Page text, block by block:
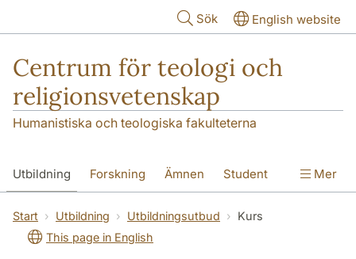
Sök English website
Centrum för teologi och
religionsvetenskap
Humanistiska och teologiska fakulteterna
Utbildning Forskning Ämnen Student
Institutionen
Mer
Start Utbildning Utbildningsutbud
Kurs
This page in English